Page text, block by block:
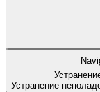
Устранение